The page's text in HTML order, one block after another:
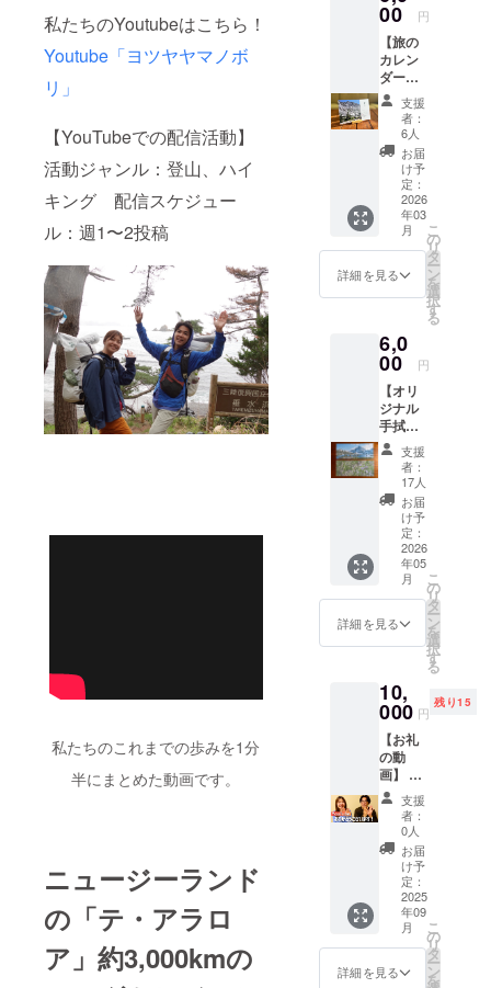
私たちのYoutubeはこちら！
Youtube「ヨツヤヤマノボ
リ」
【YouTubeでの配信活動】
活動ジャンル：登山、ハイ
キング 配信スケジュー
ル：週1〜2投稿
私たちのこれまでの歩みを1分
半にまとめた動画です。
ニュージーランド
の「テ・アラロ
ア」約3,000kmの
ジーラ
ンドで
の活動
がメイ
ンとな
ります
ので、
申し訳
ござい
ません
がご理
解のほ
どよろ
しくお
たしま
す。
ただく
にあ
たっ
て】 ※
ニュー
ジーラ
ンドの
トレイ
ルには
必ず挑
戦しま
す。し
かしな
での活
動にな
怪我や
病気の
リスク
もござ
いま
す。
ニュー
ジーラ
ンド以
降のト
レイル
への挑
戦を断
念せざ
るを得
能性も
ござい
その際
は
ニュー
ジーラ
ンドで
の活動
がメイ
ンとな
ります
ので、
申し訳
ござい
ません
がご理
解のほ
どよろ
しくお
願いい
ニュー
ジーラ
ンドの
トレイ
ルには
必ず挑
戦しま
す。し
かしな
がら自
然や山
での活
動にな
ります
怪我や
病気の
いま
す。
ニュー
ジーラ
ンド以
降のト
レイル
への挑
戦を断
念せざ
るを得
ない可
能性も
ござい
は
ニュー
の活動
がメイ
ンとな
ります
ので、
申し訳
ござい
ません
がご理
解のほ
どよろ
しくお
願いい
たしま
す。
応援！
コー
ス】、
【とに
かく応
援！
10,000
円コー
ス】と
同じリ
ターン
内容に
なりま
す。
【ご支
て】 ※
ニュー
ジーラ
ンドの
トレイ
ルには
必ず挑
戦しま
す。し
かしな
がら自
然や山
での活
動にな
ります
怪我や
病気の
いま
す。
ニュー
ジーラ
ンド以
降のト
レイル
への挑
戦を断
念せざ
るを得
ない可
能性も
ござい
は
ます。
一眼レ
フを購
入した
ので頑
張って
撮影し
ます！
自然の
風景を
収める
のでPC
のデス
クトッ
プなど
にご活
思って
おりま
容 ・写
真jpeg
デー
タ 5枚
・感謝
のメッ
セージ
※帰国後
準備が
出来次
第送付
予定で
す。
（2026
年1月〜
3月頃に
定） ※
写真は
以前作
成した
ジョ
ン・
ミュー
ア・ト
レイル
verでイ
メージ
です 提
供方法
・メー
ルにて
のURL
00 円
【旅の
カレン
ダー
6,000
円】 今
回の旅
を通し
て、私
たちが
実際に
撮影し
た写真
を12ヶ
月分厳
選して
ダーを
作成し
返礼品
とさせ
ていた
だきま
す！ 一
眼カメ
ラを購
入した
ので頑
張って
撮影し
ます！
内容 ・
2026年
4月始ま
ダー
年1月〜
3月頃に
発送予
定です
※写真
は以前
作成し
たジョ
ン・
ミュー
ア・ト
レイル
verでイ
メージ
支援
者：
6人
お届
け予
定：
2026
年03
月
詳細を見る
こ
の
リ
タ
ー
ン
を
選
択
す
る
6,0
00 円
【オリ
ジナル
手拭い
1枚】
今回の
旅を通
して、
私たち
が実際
に撮影
した写
真で手
拭いを
作成し
返礼品
だきま
す！ 私
たちの
お気に
入りの1
枚を山
で使え
る実用
的な手
拭いに
プリン
トして
作成し
たいと
思いま
す！ 内
容 ・
支援
者：
17人
お届
け予
定：
2026
年05
月
詳細を見る
こ
の
リ
タ
ー
ン
を
選
択
す
る
10,
000 円
残り15
【お礼
の動
画】 感
謝の気
持ちを
込め
て、ご
支援い
ただい
た方の
みご視
聴いた
だける
お礼の
支援
者：
0人
お届
け予
定：
2025
年09
月
詳細を見る
こ
の
リ
タ
ー
ン
を